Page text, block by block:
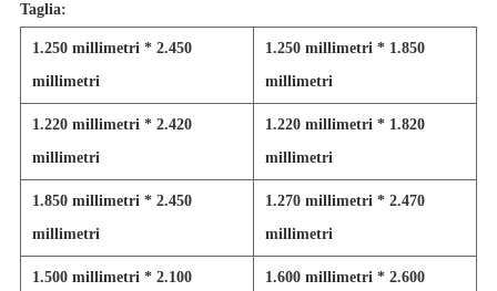
Taglia:
1.250 millimetri * 2.450
millimetri
1.250 millimetri * 1.850
millimetri
1.220 millimetri * 2.420
millimetri
1.220 millimetri * 1.820
millimetri
1.850 millimetri * 2.450
millimetri
1.270 millimetri * 2.470
millimetri
1.500 millimetri * 2.100 1.600 millimetri * 2.600